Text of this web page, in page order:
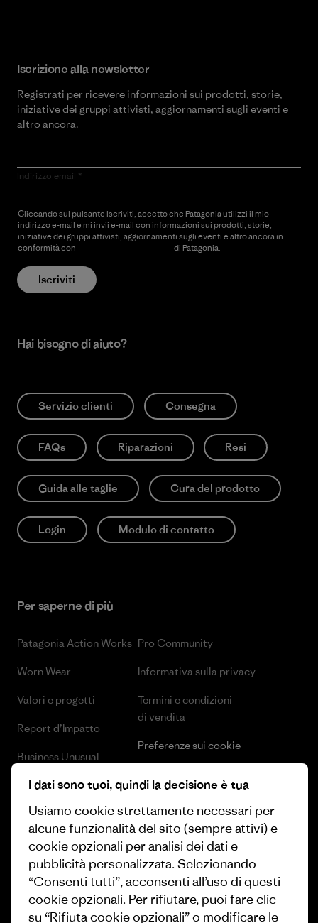
Iscrizione alla newsletter
Registrati per ricevere informazioni sui prodotti, storie,
iniziative dei gruppi attivisti, aggiornamenti sugli eventi e
altro ancora.
Indirizzo email
Cliccando sul pulsante Iscriviti, accetto che Patagonia utilizzi il mio
indirizzo e-mail e mi invii e-mail con informazioni sui prodotti, storie,
iniziative dei gruppi attivisti, aggiornamenti sugli eventi e altro ancora in
conformità con
di Patagonia.
Iscriviti
Hai bisogno di aiuto?
Servizio clienti Consegna
FAQs Riparazioni Resi
Guida alle taglie Cura del prodotto
Login Modulo di contatto
Per saperne di più
Patagonia Action Works
Worn Wear
Valori e progetti
Report d’Impatto
Business Unusual
Obiettivi climatici
1% For The Planet
Come finanziamo
Buoni regalo
Trova un negozio
Pro Community
Informativa sulla privacy
Termini e condizioni
di vendita
Preferenze sui cookie
Industry program
Programma di affiliazione
Patagonia Italia Mappa del sito
I dati sono tuoi, quindi la decisione è tua
Usiamo cookie strettamente necessari per
alcune funzionalità del sito (sempre attivi) e
cookie opzionali per analisi dei dati e
pubblicità personalizzata. Selezionando
“Consenti tutti”, acconsenti all’uso di questi
cookie opzionali. Per rifiutare, puoi fare clic
su “Rifiuta cookie opzionali” o modificare le